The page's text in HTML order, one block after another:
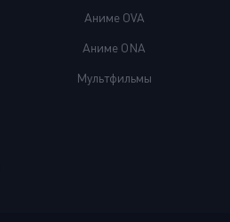
Аниме OVA
Аниме ONA
Мультфильмы